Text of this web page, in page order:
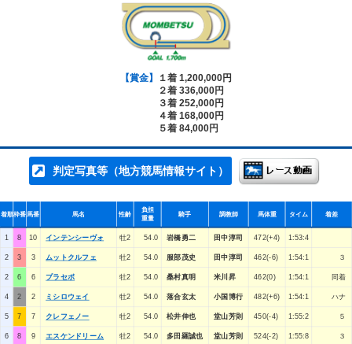
【賞金】
１着 1,200,000円
２着 336,000円
３着 252,000円
４着 168,000円
５着 84,000円
判定写真等（地方競馬情報サイト）
着順枠番馬番 馬名 性齢
負担
重量
騎手 調教師 馬体重 タイム 着差
1 8 10 インテンシーヴォ 牡2 54.0 岩橋勇二 田中淳司 472(+4) 1:53:4
2 3 3 ムットクルフェ 牡2 54.0 服部茂史 田中淳司 462(-6) 1:54:1 ３
2 6 6 プラセボ 牡2 54.0 桑村真明 米川昇 462(0) 1:54:1 同着
4 2 2 ミシロウェイ 牡2 54.0 落合玄太 小国博行 482(+6) 1:54:1 ハナ
5 7 7 クレフェノー 牡2 54.0 松井伸也 堂山芳則 450(-4) 1:55:2 ５
6 8 9 エスケンドリーム 牡2 54.0 多田羅誠也 堂山芳則 524(-2) 1:55:8 ３